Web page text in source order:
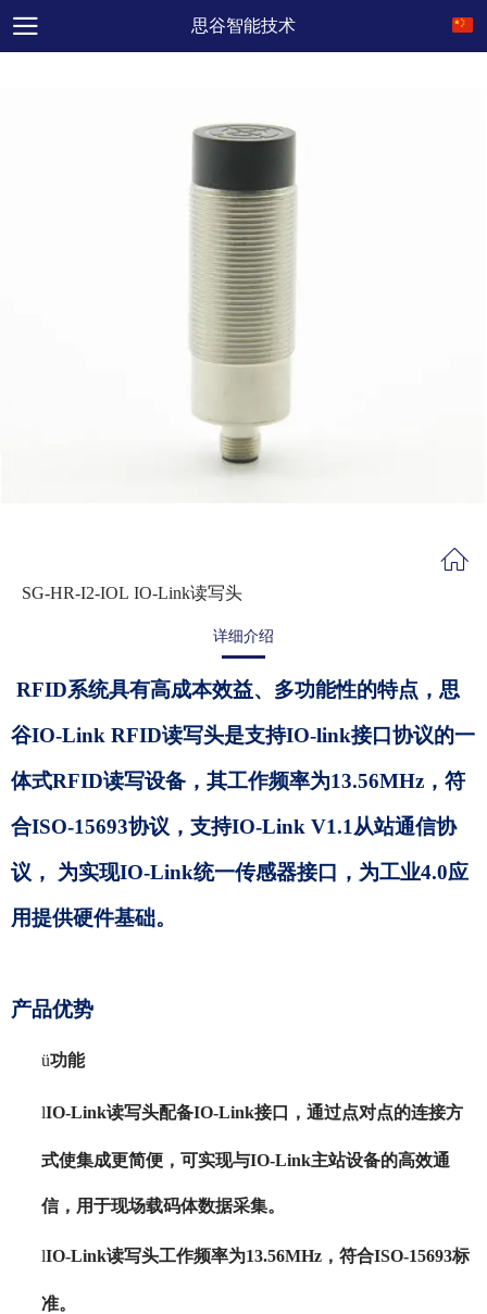
思谷智能技术
SG-HR-I2-IOL IO-Link读写头
详细介绍
RFID系统具有高成本效益、多功能性的特点，思
谷IO-Link RFID读写头是支持IO-link接口协议的一
体式RFID读写设备，其工作频率为13.56MHz，符
合ISO-15693协议，支持IO-Link V1.1从站通信协
议， 为实现IO-Link统一传感器接口，为工业4.0应
用提供硬件基础。
产品优势
ü功能
lIO-Link读写头配备IO-Link接口，通过点对点的连接方
式使集成更简便，可实现与IO-Link主站设备的高效通
信，用于现场载码体数据采集。
lIO-Link读写头工作频率为13.56MHz，符合ISO-15693标
准。